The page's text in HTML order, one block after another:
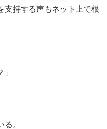
支持する声もネット上で根
。